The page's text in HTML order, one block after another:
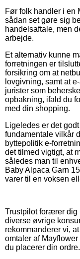
Før folk handler i en
sådan set gøre sig
handelsaftale, men
arbejde.
Et alternativ kunne
forretningen er
forsikring om at
lovgivning, samt at
jurister som
opbakning, ifald du
med din shopping.
Ligeledes er det
fundamentale vilkår
byttepolitik e-
det tilmed vigtigt, at
således man til
Baby Alpaca Garn
varer til en voksen
Trustpilot forærer
diverse øvrige
rekommanderer vi,
omtaler af
du placerer din ordre.